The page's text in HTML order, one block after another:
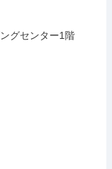
グセンター1階